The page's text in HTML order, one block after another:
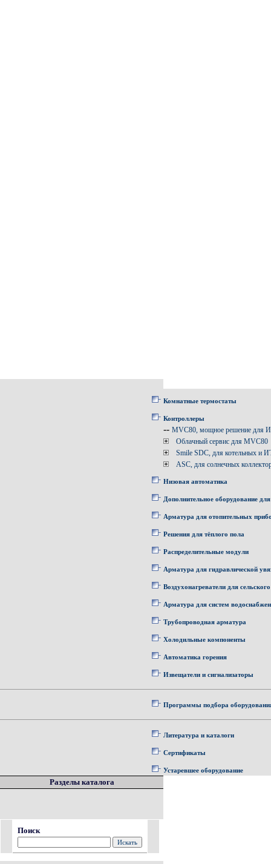
Комнатные термостаты
Контроллеры
-- MVC80, мощное решение для
Облачный сервис для MVC80
Smile SDC, для котельных и
ASC, для солнечных
Низовая автоматика
Дополнительное оборудование
Арматура для отопительных
Решения для тёплого пола
Распределительные модули
Арматура для гидравлической
Воздухонагреватели для
Арматура для систем
Трубопроводная арматура
Холодильные компоненты
Автоматика горения
Извещатели и сигнализаторы
Программы подбора
Литература и каталоги
Сертификаты
Устаревшее оборудование
Разделы каталога
Поиск